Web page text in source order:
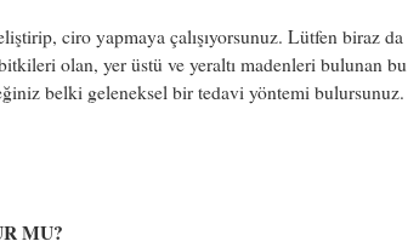
ciro yapmaya çalışıyorsunuz. Lütfen biraz da
olan, yer üstü ve yeraltı madenleri bulunan bu
belki geleneksel bir tedavi yöntemi bulursunuz.
MU?